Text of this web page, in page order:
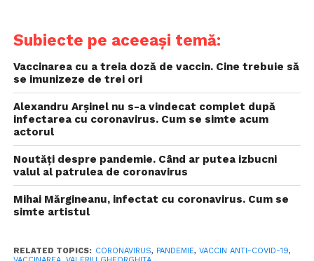
Subiecte pe aceeași temă:
Vaccinarea cu a treia doză de vaccin. Cine trebuie să
se imunizeze de trei ori
Alexandru Arșinel nu s-a vindecat complet după
infectarea cu coronavirus. Cum se simte acum
actorul
Noutăți despre pandemie. Când ar putea izbucni
valul al patrulea de coronavirus
Mihai Mărgineanu, infectat cu coronavirus. Cum se
simte artistul
RELATED TOPICS: CORONAVIRUS, PANDEMIE, VACCIN ANTI-COVID-19,